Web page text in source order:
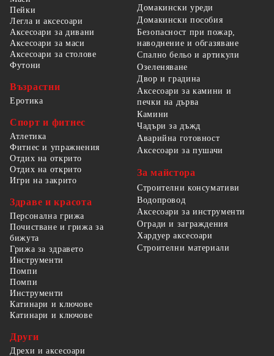
Пейки
Легла и аксесоари
Аксесоари за дивани
Аксесоари за маси
Аксесоари за столове
Футони
Възрастни
Еротика
Спорт и фитнес
Атлетика
Фитнес и упражнения
Отдих на открито
Отдих на открито
Игри на закрито
Здраве и красота
Персонална грижа
Почистване и грижа за
бижута
Грижа за здравето
Домакински уреди
Домакински пособия
Безопасност при пожар,
наводнение и обгазяване
Спално бельо и артикули
Озеленяване
Двор и градина
Аксесоари за камини и
печки на дърва
Камини
Чадъри за дъжд
Аварийна готовност
Аксесоари за пушачи
За майстора
Строителни консумативи
Водопровод
Аксесоари за инструменти
Огради и заграждения
Хардуер аксесоари
Строителни материали
Инструменти
Помпи
Помпи
Инструменти
Катинари и ключове
Катинари и ключове
Други
Дрехи и аксесоари